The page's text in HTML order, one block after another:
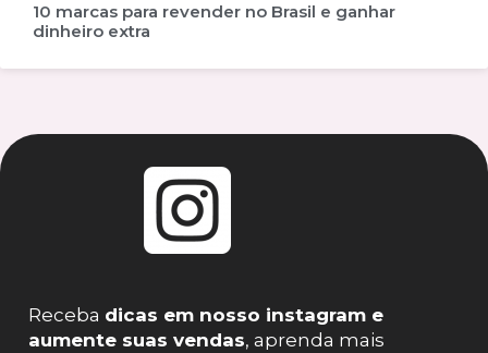
10 marcas para revender no Brasil e ganhar
dinheiro extra
Receba dicas em nosso instagram e
aumente suas vendas, aprenda mais